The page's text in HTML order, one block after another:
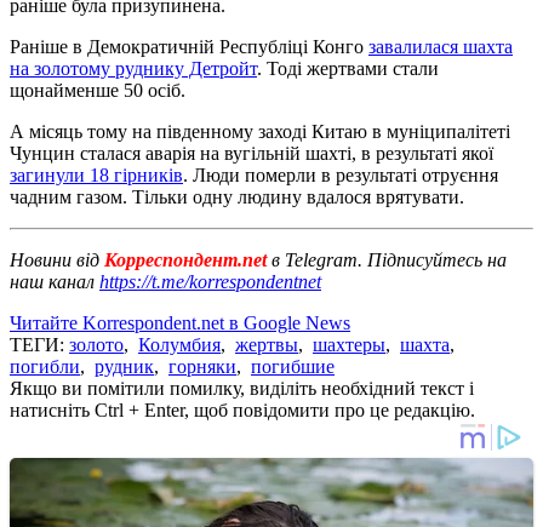
раніше була призупинена.
Раніше в Демократичній Республіці Конго завалилася шахта
на золотому руднику Детройт. Тоді жертвами стали
щонайменше 50 осіб.
А місяць тому на південному заході Китаю в муніципалітеті
Чунцин сталася аварія на вугільній шахті, в результаті якої
загинули 18 гірників. Люди померли в результаті отруєння
чадним газом. Тільки одну людину вдалося врятувати.
Новини від Корреспондент.netв Telegram. Підписуйтесь на
наш канал https://t.me/korrespondentnet
Читайте Korrespondent.net в Google News
ТЕГИ: золото, Колумбия, жертвы, шахтеры, шахта,
погибли, рудник, горняки, погибшие
Якщо ви помітили помилку, виділіть необхідний текст і
натисніть Ctrl + Enter, щоб повідомити про це редакцію.